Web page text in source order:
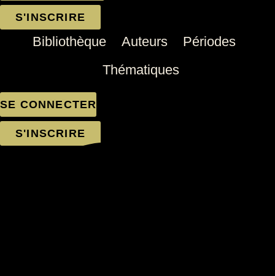
S'INSCRIRE
Bibliothèque Auteurs
Périodes
Thématiques
SE CONNECTER
S'INSCRIRE